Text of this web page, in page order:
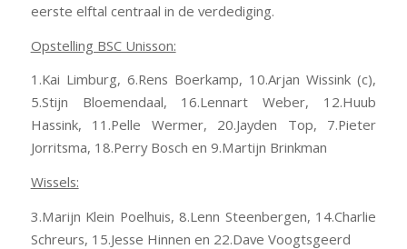
eerste elftal centraal in de verdediging.
Opstelling BSC Unisson:
1.Kai Limburg, 6.Rens Boerkamp, 10.Arjan Wissink (c),
5.Stijn Bloemendaal, 16.Lennart Weber, 12.Huub
Hassink, 11.Pelle Wermer, 20.Jayden Top, 7.Pieter
Jorritsma, 18.Perry Bosch en 9.Martijn Brinkman
Wissels:
3.Marijn Klein Poelhuis, 8.Lenn Steenbergen, 14.Charlie
Schreurs, 15.Jesse Hinnen en 22.Dave Voogtsgeerd